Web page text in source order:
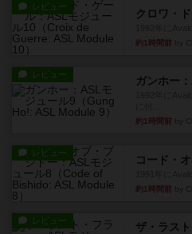
レビュー
約1時間前
レビュー ガンホー
約1時間前
レビュー
約1時間前
レビュー ザ・ラス